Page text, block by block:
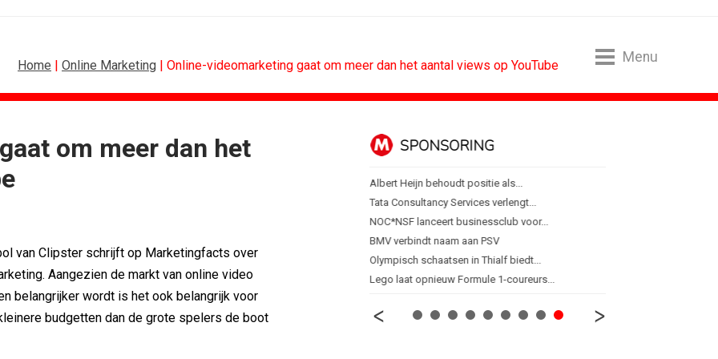
Home | Online Marketing | Online-videomarketing gaat om meer dan het aantal views op YouTube
Menu
om meer dan het
van Clipster schrijft op Marketingfacts over
Aangezien de markt van online video
belangrijker wordt is het ook belangrijk voor
budgetten dan de grote spelers de boot
tegen...
in voor...
met Roy...
SPONSORING
Olympisch schaatsen in Thialf biedt...
Lego laat opnieuw Formule 1-coureurs...
ALGEMEEN
Marouschka Acquoij...
Ankie Hofste (Norah): 'Merk moet...
[column] De Nederlandse klant als...
Lotte Willemsen: Hoe merken hun...
[column] Rust is het nieuwe premium
Efficiëntie is niet genoeg als...